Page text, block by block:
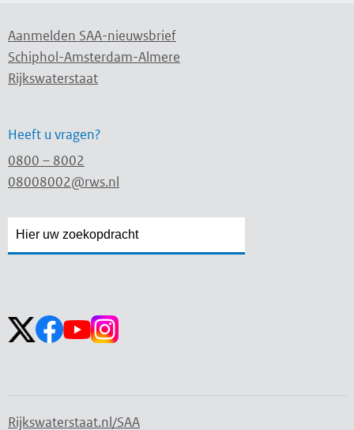
Aanmelden SAA-nieuwsbrief
Schiphol-Amsterdam-Almere
Rijkswaterstaat
Heeft u vragen?
0800 – 8002
08008002@rws.nl
Rijkswaterstaat.nl/SAA